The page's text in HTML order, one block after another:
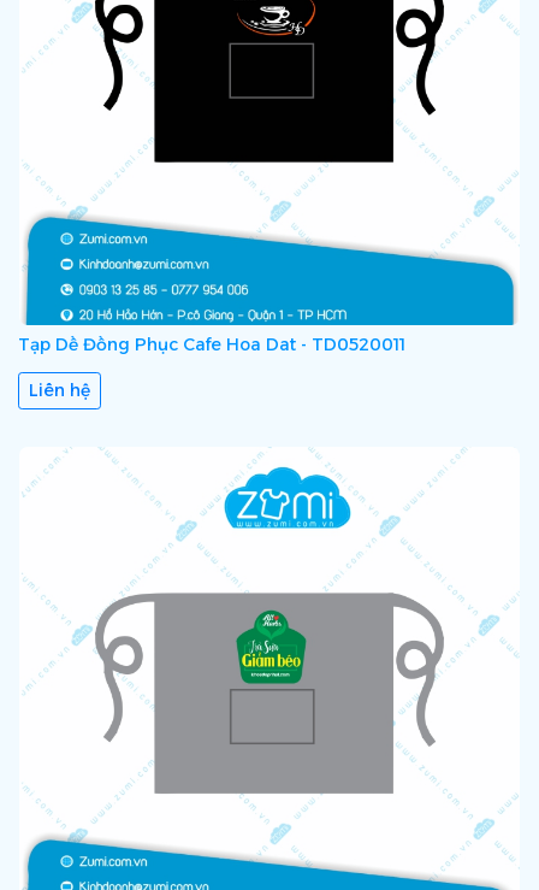
Tạp Dề Đồng Phục Cafe Hoa Dat - TD0520011
Liên hệ